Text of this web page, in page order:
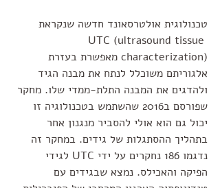
טכנולוגית אולטרסאונד חדשה שנקראת
UTC (ultrasound tissue
characterization) מאפשרת בעזרת
אלגוריתם משוכלל לנתח את מבנה הגיד
ולהדגים את המבנה התלת-ממדי שלו. מחקר
שפורסם ב2016 שהשתמש בטכנולוגיה זו
יכול גם הוא אולי להסביר מנגנון אחר
בתהליך ההסתגלות של גידים. במחקר זה
נדגמו 186 נחקרים על ידי UTC לגידי
הפיקה והאכילס. נמצא שבגידים עם